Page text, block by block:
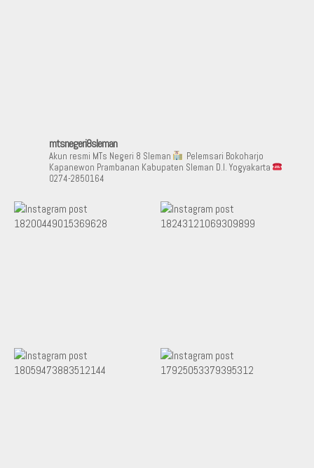
mtsnegeri8sleman
Akun resmi MTs Negeri 8 Sleman
Pelemsari Bokoharjo
Kapanewon Prambanan Kabupaten Sleman D.I. Yogyakarta
0274-2850164